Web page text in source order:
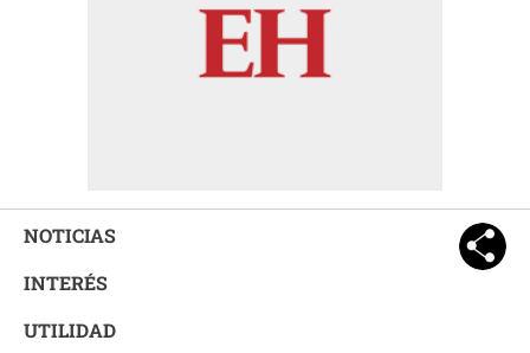
NOTICIAS
INTERÉS
UTILIDAD